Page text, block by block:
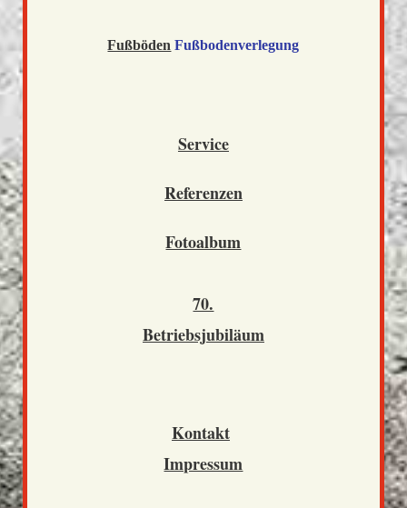
Fußböden Fußbodenverlegung
Service
Referenzen
Fotoalbum
70.
Betriebsjubiläum
Kontakt
Impressum